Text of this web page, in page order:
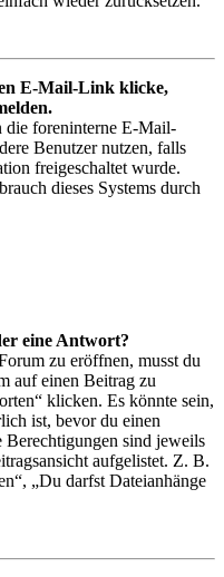
E-Mail-Link klicke,
die foreninterne E-Mail-
Benutzer nutzen, falls
freigeschaltet wurde.
dieses Systems durch
eine Antwort?
zu eröffnen, musst du
auf einen Beitrag zu
klicken. Es könnte sein,
ist, bevor du einen
Berechtigungen sind jeweils
aufgelistet. Z. B.
„Du darfst Dateianhänge